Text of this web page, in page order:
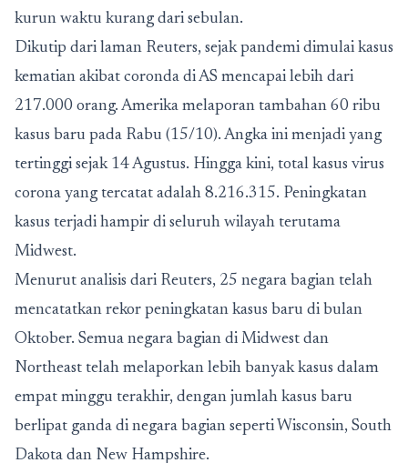
kurun waktu kurang dari sebulan.
Dikutip dari laman Reuters, sejak pandemi dimulai kasus
kematian akibat coronda di AS mencapai lebih dari
217.000 orang. Amerika melaporan tambahan 60 ribu
kasus baru pada Rabu (15/10). Angka ini menjadi yang
tertinggi sejak 14 Agustus. Hingga kini, total kasus virus
corona yang tercatat adalah 8.216.315. Peningkatan
kasus terjadi hampir di seluruh wilayah terutama
Midwest.
Menurut analisis dari Reuters, 25 negara bagian telah
mencatatkan rekor peningkatan kasus baru di bulan
Oktober. Semua negara bagian di Midwest dan
Northeast telah melaporkan lebih banyak kasus dalam
empat minggu terakhir, dengan jumlah kasus baru
berlipat ganda di negara bagian seperti Wisconsin, South
Dakota dan New Hampshire.